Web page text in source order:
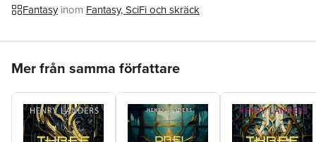
Fantasy inom Fantasy, SciFi och skräck
Mer från samma författare